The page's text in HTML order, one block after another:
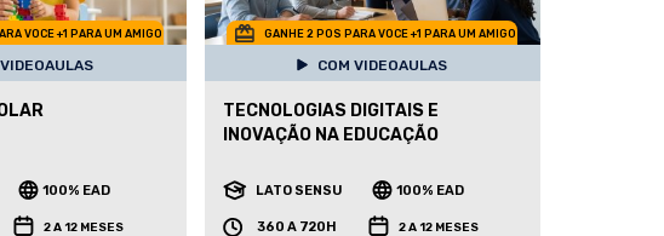
VOCE +1 PARA UM AMIGO
100% EAD
2 A 12 MESES
GANHE 2 POS PARA VOCE +1 PARA UM AMIGO
COM VIDEOAULAS
TECNOLOGIAS DIGITAIS E
INOVAÇÃO NA EDUCAÇÃO
LATO SENSU 100% EAD
360 A 720H 2 A 12 MESES